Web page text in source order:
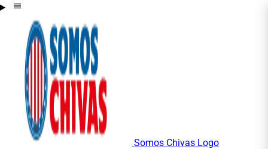
Somos Chivas Logo